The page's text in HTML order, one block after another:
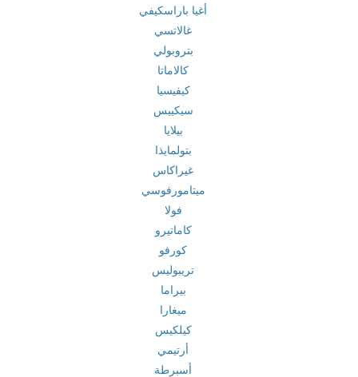
أغيا باراسكيفي
غالاتسي
بتروبولي
كالاماتا
كيفيسيا
سيكييس
بيلايا
بتولمايذا
غيراكاس
ميتامورفوسي
فولا
كاماتيرو
كورفو
تريبوليس
بيراما
ميغارا
كيلكيس
أرتيمي
أسبرطة